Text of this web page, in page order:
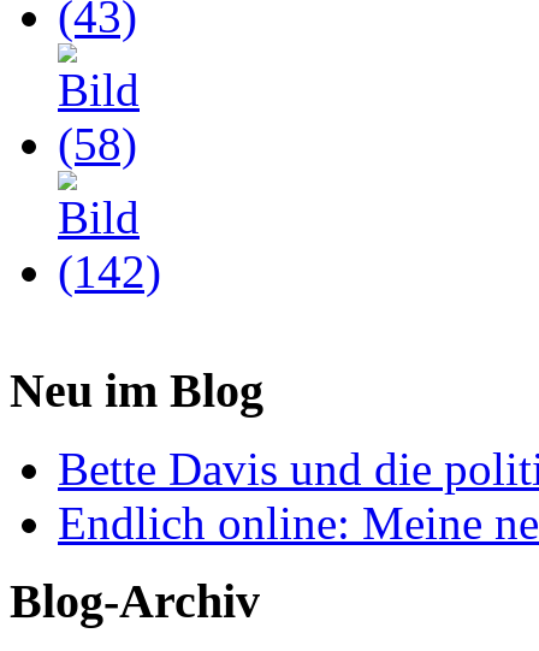
Neu im Blog
Bette Davis und die
Endlich online: Meine
Blog-Archiv